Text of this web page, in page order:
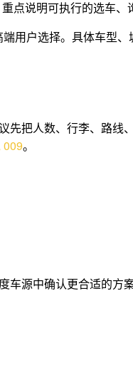
点说明可执行的选车、
端用户选择。具体车型
把人数、行李、路线
009。
车源中确认更合适的方